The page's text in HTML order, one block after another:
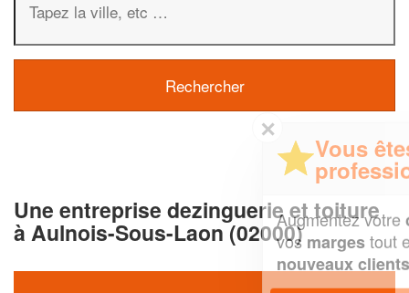
Une entreprise dezinguerie et toiture
à Aulnois-Sous-Laon (02000)
Vous êtes un
professionnel ?
Augmentez votrechiffre d'affaireset
vosmargestout en gagnant de